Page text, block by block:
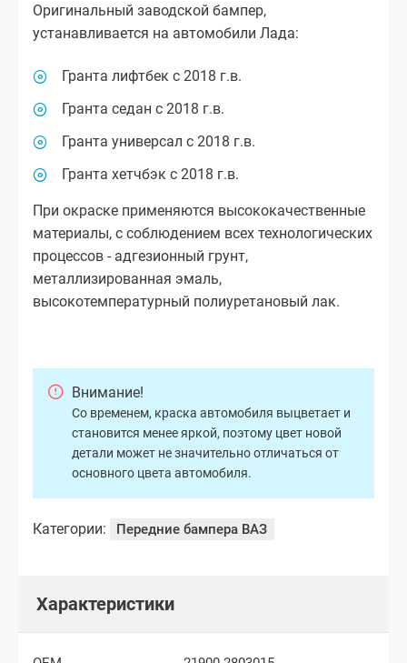
Оригинальный заводской бампер,
устанавливается на автомобили Лада:
Гранта лифтбек с 2018 г.в.
Гранта седан с 2018 г.в.
Гранта универсал с 2018 г.в.
Гранта хетчбэк с 2018 г.в.
При окраске применяются высококачественные
материалы, с соблюдением всех технологических
процессов - адгезионный грунт,
металлизированная эмаль,
высокотемпературный полиуретановый лак.
Внимание!
Со временем, краска автомобиля выцветает и
становится менее яркой, поэтому цвет новой
детали может не значительно отличаться от
основного цвета автомобиля.
Категории: Передние бампера ВАЗ
Характеристики